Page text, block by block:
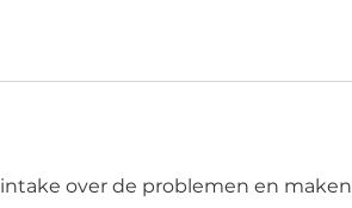
over de problemen en maken